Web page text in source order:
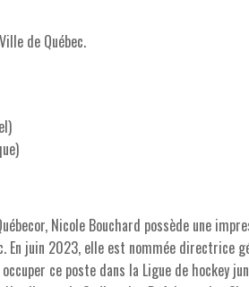
de Québec.
Nicole Bouchard possède une
En juin 2023, elle est nommée directrice
ce poste dans la Ligue de hockey